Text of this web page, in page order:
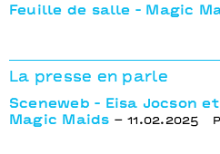
Feuille de salle - Magic
La presse en parle
Sceneweb - Eisa Jocson
Magic Maids – 11.02.2025